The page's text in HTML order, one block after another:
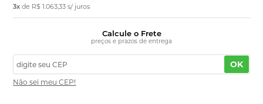
3xde R$ 1.063,33s/ juros
Calcule o Frete
preços e prazos de entrega
OK
Não sei meu CEP!